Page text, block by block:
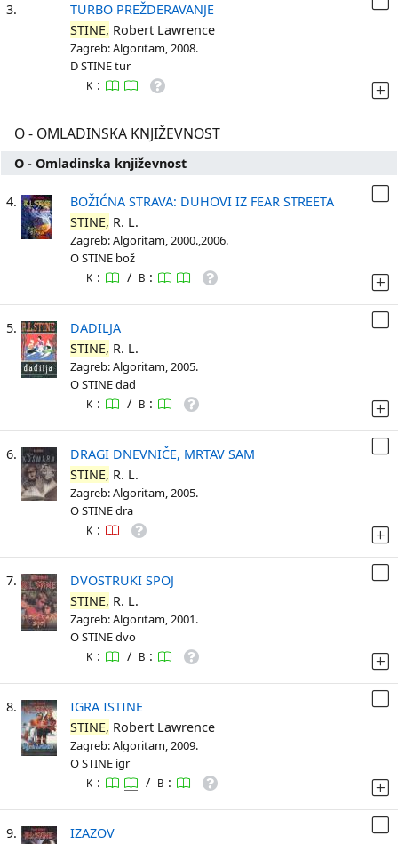
3.
TURBO PREŽDERAVANJE
STINE, Robert Lawrence
Zagreb: Algoritam, 2008.
D STINE tur
K :
O - OMLADINSKA KNJIŽEVNOST
O - Omladinska književnost
4.
BOŽIĆNA STRAVA: DUHOVI IZ FEAR STREETA
STINE, R. L.
Zagreb: Algoritam, 2000.,2006.
O STINE bož
K : / B :
5.
DADILJA
STINE, R. L.
Zagreb: Algoritam, 2005.
O STINE dad
K : / B :
6.
DRAGI DNEVNIČE, MRTAV SAM
STINE, R. L.
Zagreb: Algoritam, 2005.
O STINE dra
K :
7.
DVOSTRUKI SPOJ
STINE, R. L.
Zagreb: Algoritam, 2001.
O STINE dvo
K : / B :
8.
IGRA ISTINE
STINE, Robert Lawrence
Zagreb: Algoritam, 2009.
O STINE igr
K : / B :
9.
IZAZOV